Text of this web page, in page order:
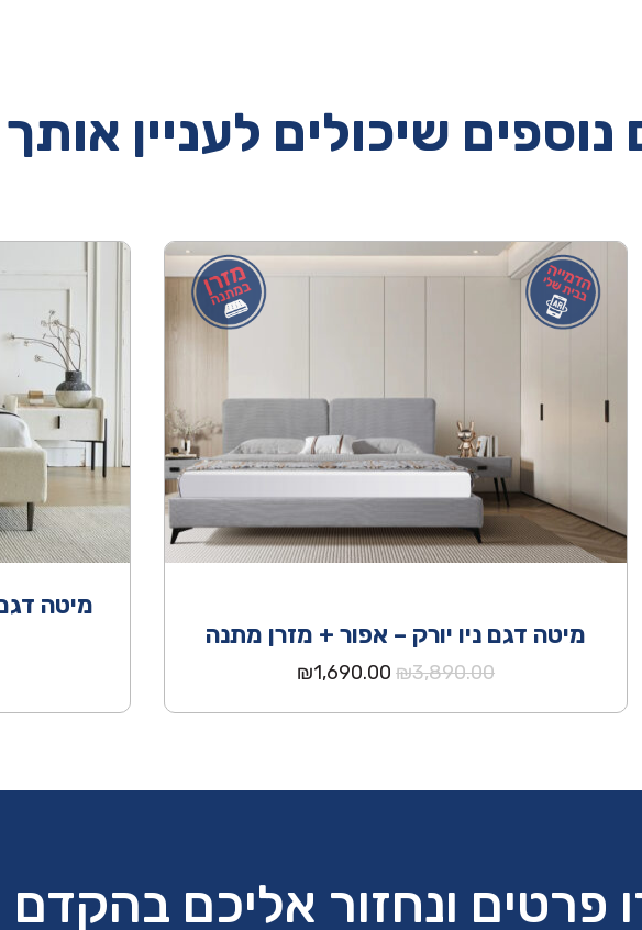
נוספים שיכולים לעניין אותך
מיטה דגם ניו יורק – אפור + מזרן מתנה
₪3,890.00
המחיר
היה:
₪1,690.00
המחיר
הוא:
מיטה
פרטים ונחזור אליכם בהקדם